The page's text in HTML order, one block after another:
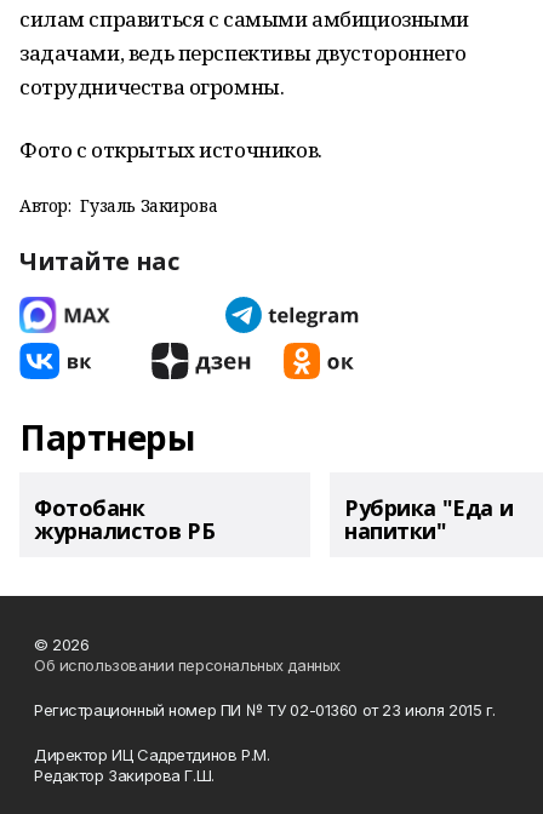
силам справиться с самыми амбициозными
задачами, ведь перспективы двустороннего
сотрудничества огромны.
Фото с открытых источников.
Автор: Гузаль Закирова
Читайте нас
Партнеры
Фотобанк
журналистов РБ
Рубрика "Еда и
напитки"
© 2026
Об использовании персональных данных
Регистрационный номер ПИ № ТУ 02-01360 от 23 июля 2015 г.
Директор ИЦ Садретдинов Р.М.
Редактор Закирова Г.Ш.